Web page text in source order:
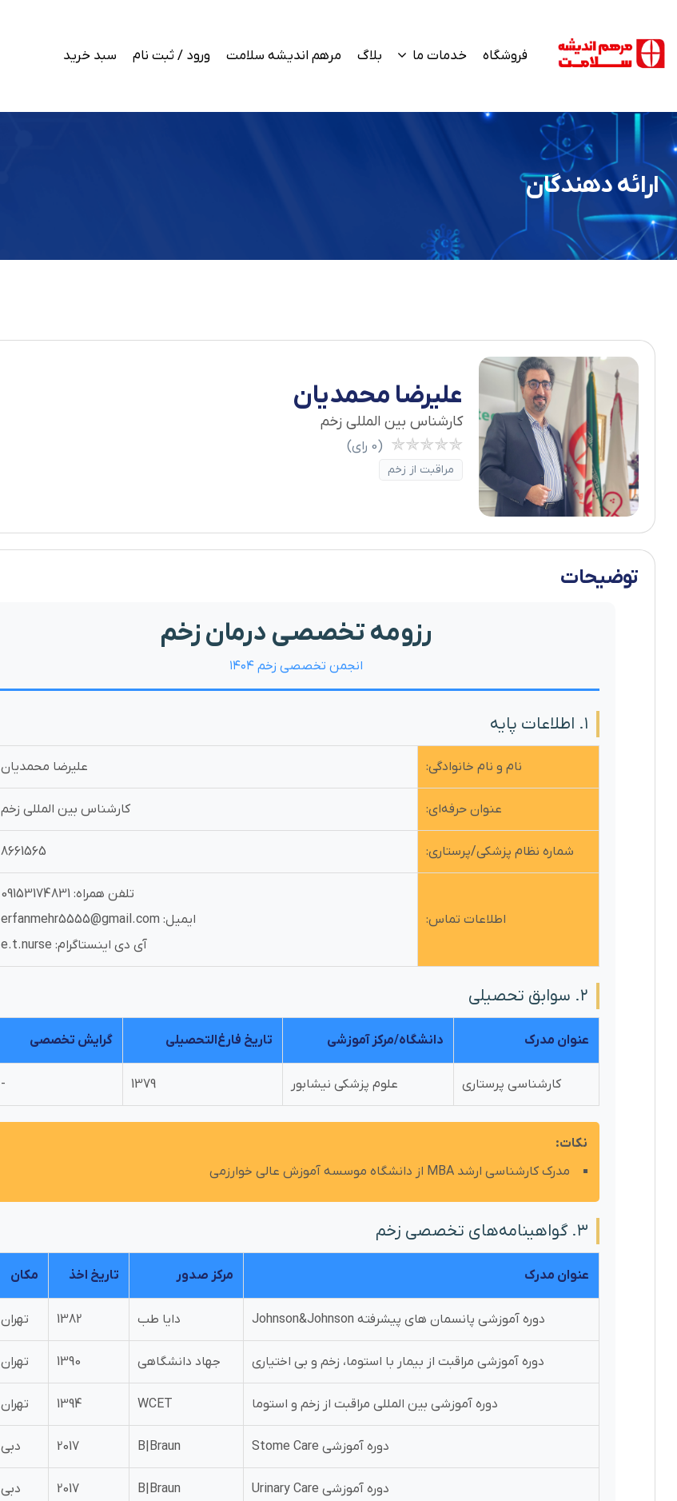
فروشگاه خدمات ما بلاگ مرهم اندیشه سلامت ورود / ثبت نام سبد خرید
ارائه دهندگان
علیرضا محمدیان
کارشناس بین المللی زخم
✯
✯
✯
✯
✯ (0 رای)
مراقبت از زخم
توضیحات
رزومه تخصصی درمان زخم
انجمن تخصصی زخم ۱۴۰۴
۱. اطلاعات پایه
نام و نام خانوادگی: علیرضا محمدیان
عنوان حرفه‌ای: کارشناس بین المللی زخم
شماره نظام پزشکی/پرستاری: 8661565
اطلاعات تماس:
تلفن همراه: 09153174831
ایمیل: erfanmehr5555@gmail.com
آی دی اینستاگرام: e.t.nurse
۲. سوابق تحصیلی
عنوان مدرک دانشگاه/مرکز آموزشی تاریخ فارغ‌التحصیلی گرایش تخصصی
کارشناسی پرستاری علوم پزشکی نیشابور 1379
-
نکات:
مدرک کارشناسی ارشد MBA از دانشگاه موسسه آموزش عالی خوارزمی
۳. گواهینامه‌های تخصصی زخم
عنوان مدرک مرکز صدور تاریخ اخذ مکان
دوره آموزشی پانسمان های پیشرفته Johnson&Johnson دایا طب 1382 تهران
دوره آموزشی مراقبت از بیمار با استوما، زخم و بی اختیاری جهاد دانشگاهی 1390 تهران
دوره آموزشی بین المللی مراقبت از زخم و استوما WCET
1394 تهران
دوره آموزشی Stome Care B|Braun
2017 دبی
دوره آموزشی Urinary Care B|Braun
2017 دبی